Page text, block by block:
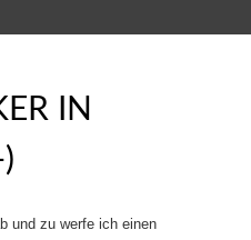
nach:
IN
und zu werfe ich einen